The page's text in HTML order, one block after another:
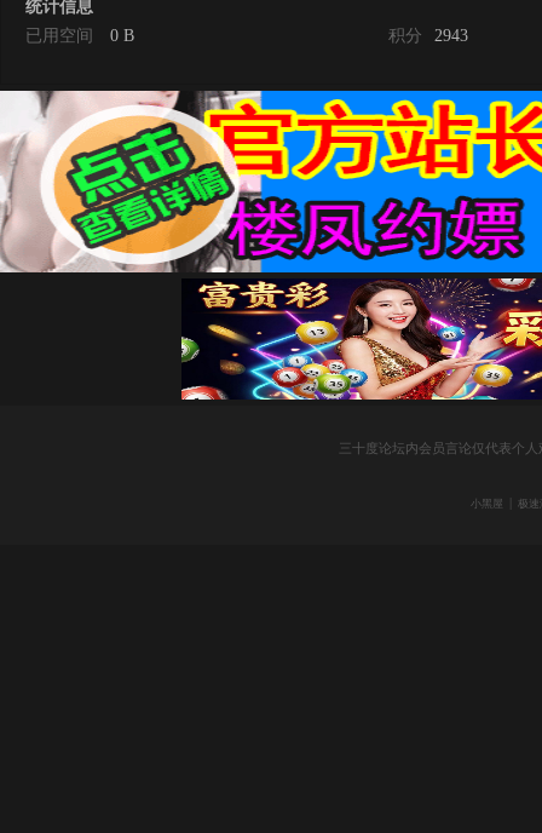
统计信息
已用空间
0 B 积分 2943
三十度论坛内会员言论仅代表个
小黑屋 极速